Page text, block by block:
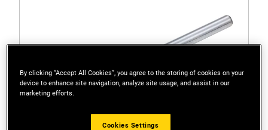
By clicking “Accept All Cookies”, you agree to the storing of cookies on your
device to enhance site navigation, analyze site usage, and assist in our
marketing efforts.
Cookies Settings